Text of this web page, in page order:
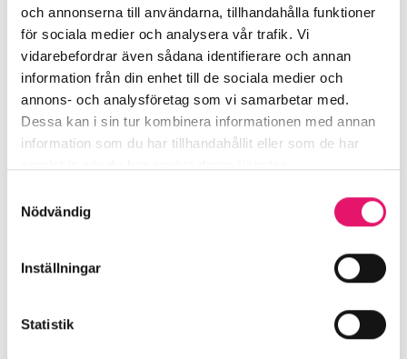
och annonserna till användarna, tillhandahålla funktioner
för sociala medier och analysera vår trafik. Vi
vidarebefordrar även sådana identifierare och annan
information från din enhet till de sociala medier och
annons- och analysföretag som vi samarbetar med.
Dessa kan i sin tur kombinera informationen med annan
information som du har tillhandahållit eller som de har
Nödvändig
Inställningar
Statistik
Bo
Uppleva